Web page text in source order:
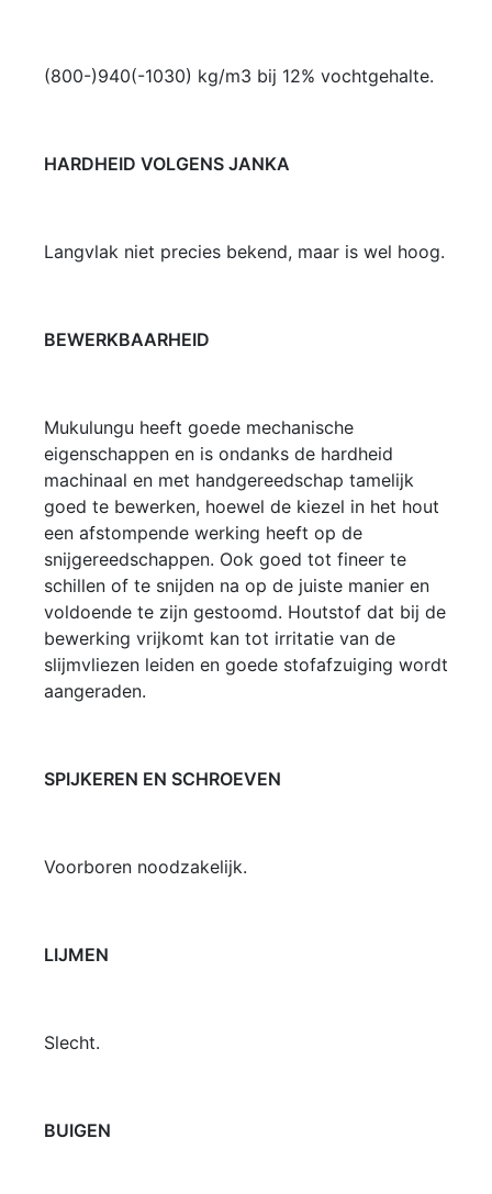
(800-)940(-1030) kg/m3 bij 12% vochtgehalte.
HARDHEID VOLGENS JANKA
Langvlak niet precies bekend, maar is wel hoog.
BEWERKBAARHEID
Mukulungu heeft goede mechanische
eigenschappen en is ondanks de hardheid
machinaal en met handgereedschap tamelijk
goed te bewerken, hoewel de kiezel in het hout
een afstompende werking heeft op de
snijgereedschappen. Ook goed tot fineer te
schillen of te snijden na op de juiste manier en
voldoende te zijn gestoomd. Houtstof dat bij de
bewerking vrijkomt kan tot irritatie van de
slijmvliezen leiden en goede stofafzuiging wordt
aangeraden.
SPIJKEREN EN SCHROEVEN
Voorboren noodzakelijk.
LIJMEN
Slecht.
BUIGEN